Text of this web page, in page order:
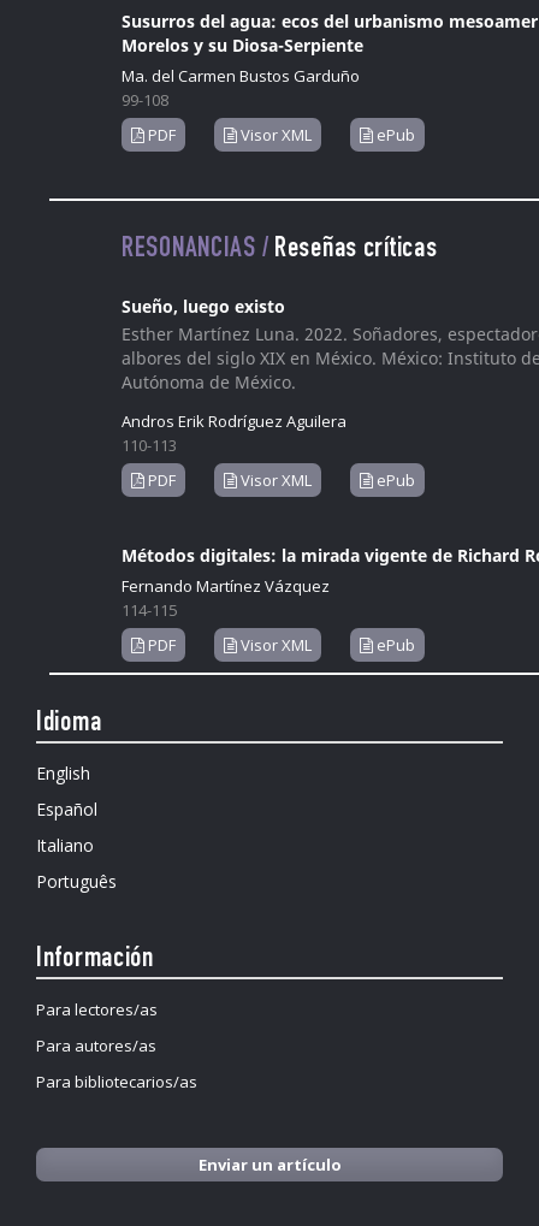
Susurros del agua: ecos del urbanismo
Morelos y su Diosa-Serpiente
Ma. del Carmen Bustos Garduño
99-108
PDF
Visor XML ePub
RESONANCIAS / Reseñas críticas
Sueño, luego existo
Esther Martínez Luna. 2022. Soñadores,
albores del siglo XIX en México. México: Instituto
Autónoma de México.
Andros Erik Rodríguez Aguilera
110-113
PDF
Visor XML ePub
Métodos digitales: la mirada vigente de Richard
Fernando Martínez Vázquez
114-115
PDF
Visor XML ePub
Idioma
English
Español
Italiano
Português
Información
Para lectores/as
Para autores/as
Para bibliotecarios/as
Enviar un artículo